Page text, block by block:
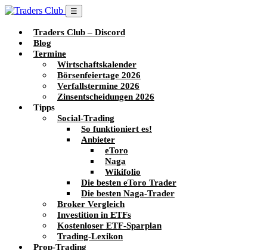
☰
Traders Club – Discord
Blog
Termine
Wirtschaftskalender
Börsenfeiertage 2026
Verfallstermine 2026
Zinsentscheidungen 2026
Tipps
Social-Trading
So funktioniert es!
Anbieter
eToro
Naga
Wikifolio
Die besten eToro Trader
Die besten Naga-Trader
Broker Vergleich
Investition in ETFs
Kostenloser ETF-Sparplan
Trading-Lexikon
Prop-Trading